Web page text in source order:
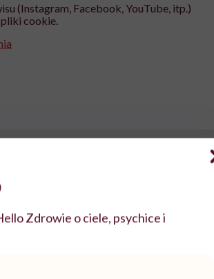
(Instagram, Facebook, YouTube, itp.)
cookie.
Zdrowie o ciele, psychice i